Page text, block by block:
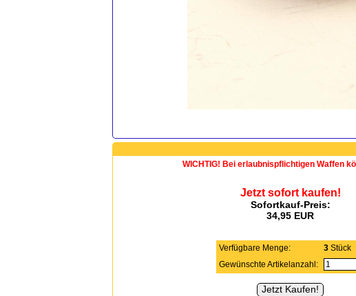
WICHTIG! Bei erlaubnispflichtigen Waffen
Jetzt sofort kaufen!
Sofortkauf-Preis:
34,95 EUR
Verfügbare Menge: 3Stück
Gewünschte Artikelanzahl: